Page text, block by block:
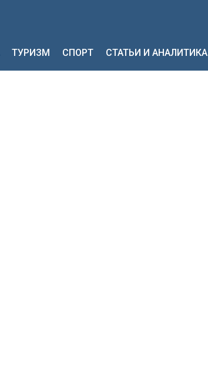
ТУРИЗМ СПОРТ СТАТЬИ И АНАЛИТИКА